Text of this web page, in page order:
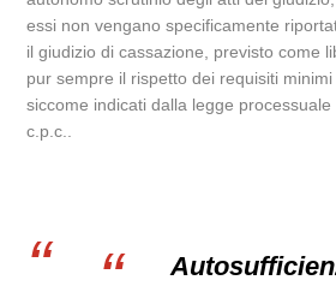
essi non vengano specificamente
il giudizio di cassazione, previsto come
pur sempre il rispetto dei requisiti
siccome indicati dalla legge
c.p.c..